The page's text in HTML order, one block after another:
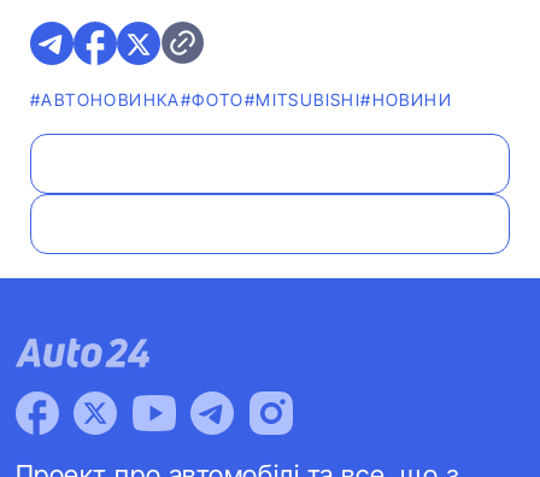
#АВТОНОВИНКА#ФОТО#MITSUBISHI#НОВИНИ